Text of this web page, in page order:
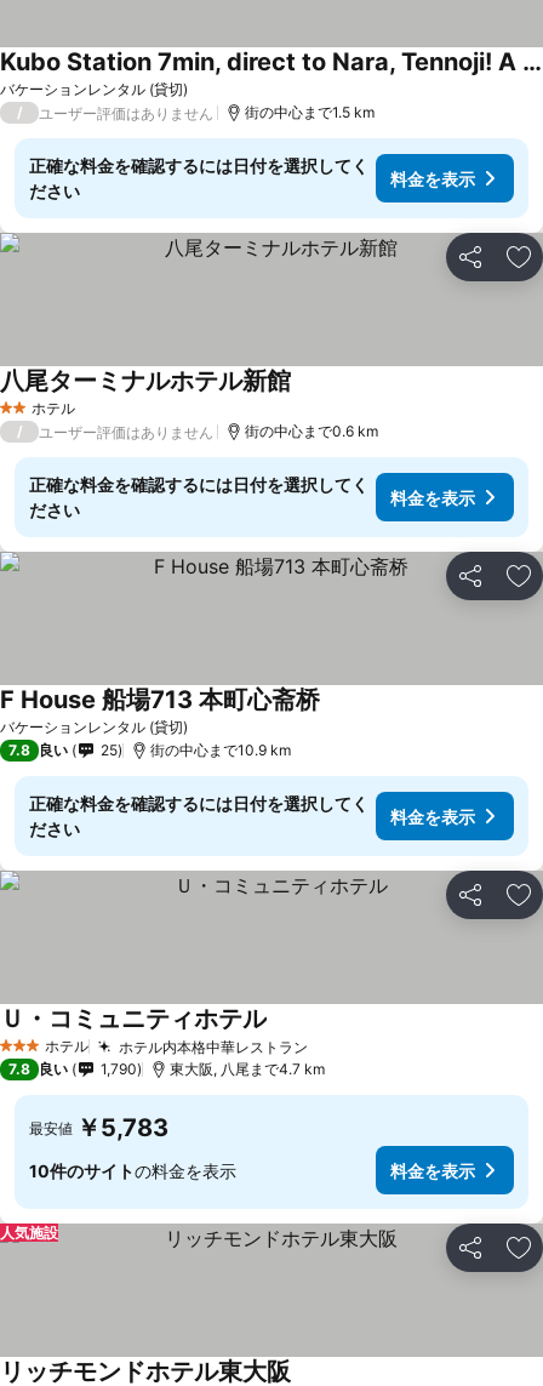
バケーションレンタル (貸切)
Kubo Station 7min, direct to Nara, Tennoji! A single-family house
/ ユーザー評価はありません 街の中心まで1.5 km
正確な料金を確認するには日付を選択してく
ださい
料金を表示
シェア お
2 ホテルのランク
ホテル
八尾ターミナルホテル新館
/ ユーザー評価はありません 街の中心まで0.6 km
正確な料金を確認するには日付を選択してく
ださい
料金を表示
シェア お
バケーションレンタル (貸切)
F House 船場713 本町心斋桥
7.8 良い 25 街の中心まで10.9 km
正確な料金を確認するには日付を選択してく
ださい
料金を表示
シェア お
3 ホテルのランク
ホテル ホテル内本格中華レストラン
Ｕ・コミュニティホテル
7.8 良い 1,790 東大阪, 八尾まで4.7 km
最安値 ￥5,783
10件のサイトの料金を表示 料金を表示
シェア お
人気施設
リッチモンドホテル東大阪